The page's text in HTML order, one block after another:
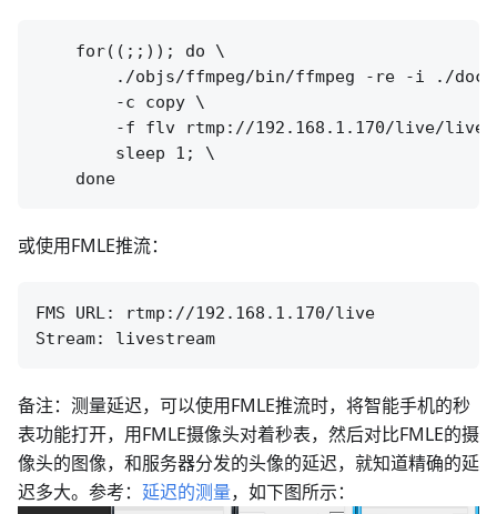
    for((;;)); do \
./objs/ffmpeg/bin/ffmpeg -re -i ./
        -c copy \
-f flv rtmp://192.168.1.170/live/
        sleep 1; \
或使用FMLE推流：
FMS URL: rtmp://192.168.1.170/live
备注：测量延迟，可以使用FMLE推流时，将智能手机的秒
表功能打开，用FMLE摄像头对着秒表，然后对比FMLE的摄
像头的图像，和服务器分发的头像的延迟，就知道精确的延
迟多大。参考： 延迟的测量，如下图所示：